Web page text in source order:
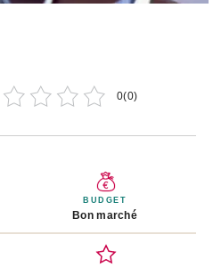
0(0)
BUDGET
Bon marché